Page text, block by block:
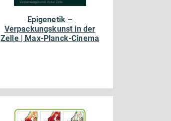
Epigenetik –
Verpackungskunst in der
Zelle | Max-Planck-Cinema